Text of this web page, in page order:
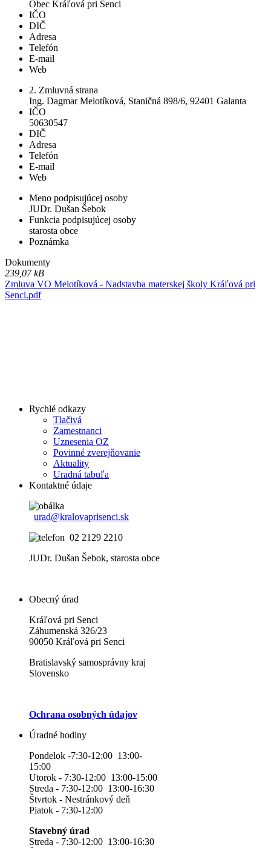
Obec Kráľová pri Senci
IČO
DIČ
Adresa
Telefón
E-mail
Web
2. Zmluvná strana
Ing. Dagmar Melotíková, Staničná 898/6, 92401 Galanta
IČO
50630547
DIČ
Adresa
Telefón
E-mail
Web
Meno podpisujúcej osoby
JUDr. Dušan Šebok
Funkcia podpisujúcej osoby
starosta obce
Poznámka
Dokumenty
239,07 kB
Zmluva VO Melotíková - Nadstavba materskej školy Kráľová pri
Senci.pdf
Rychlé odkazy
Tlačivá
Zamestnanci
Uznesenia OZ
Povinné zverejňovanie
Aktuality
Uradná tabuľa
Kontaktné údaje
urad@kralovaprisenci.sk
02 2129 2210
JUDr. Dušan Šebok, starosta obce
Obecný úrad
Kráľová pri Senci
Záhumenská 326/23
90050 Kráľová pri Senci
Bratislavský samosprávny kraj
Slovensko
Ochrana osobných údajov
Úradné hodiny
Pondelok -7:30-12:00 13:00-
15:00
Utorok - 7:30-12:00 13:00-15:00
Streda - 7:30-12:00 13:00-16:30
Štvrtok - Nestránkový deň
Piatok - 7:30-12:00
Stavebný úrad
Streda - 7:30-12:00 13:00-16:30